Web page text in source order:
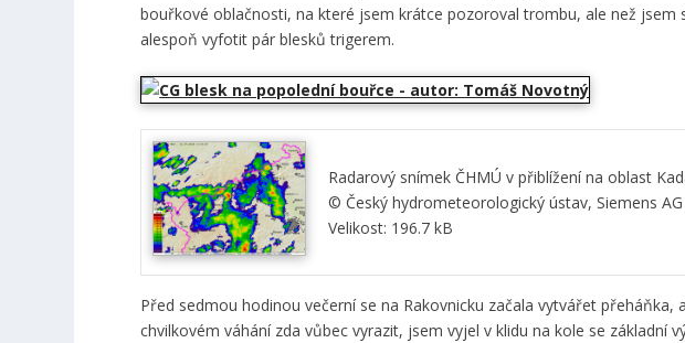
bouřkové oblačnosti, na které jsem krátce pozoroval trombu, ale než jsem
alespoň vyfotit pár blesků trigerem.
Radarový snímek ČHMÚ v přiblížení na oblast
© Český hydrometeorologický ústav, Siemens AG
Velikost: 196.7 kB
Před sedmou hodinou večerní se na Rakovnicku začala vytvářet přeháňka,
chvilkovém váhání zda vůbec vyrazit, jsem vyjel v klidu na kole se základní